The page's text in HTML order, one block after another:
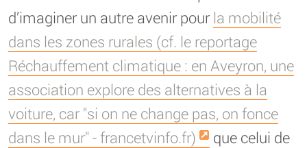
d’imaginer un autre avenir pour la mobilité
dans les zones rurales (cf. le reportage
Réchauffement climatique : en Aveyron, une
association explore des alternatives à la
voiture, car "si on ne change pas, on fonce
dans le mur" - francetvinfo.fr)
que celui de